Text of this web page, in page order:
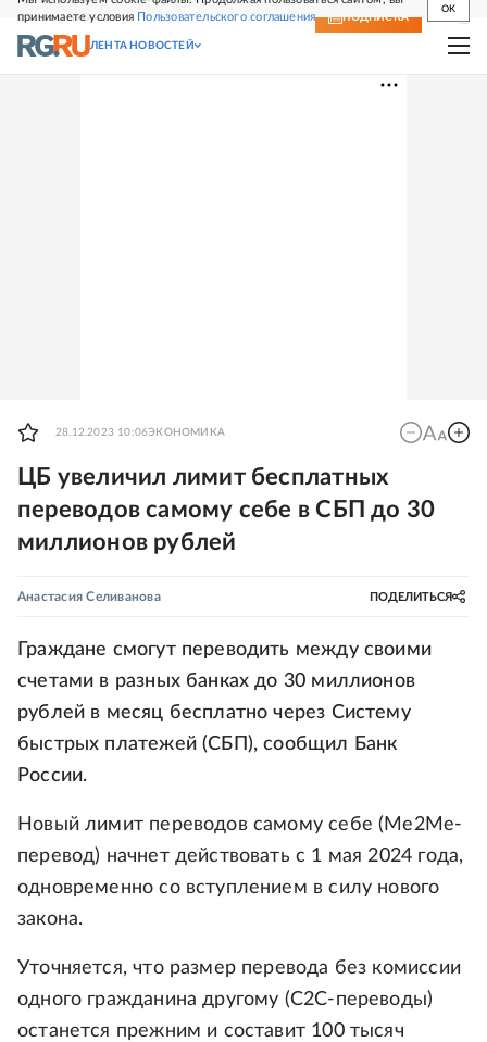
принимаете условия Пользовательского соглашения
OK
СВЕЖИЙ НОМЕР ПОДПИСКА
ЛЕНТА НОВОСТЕЙ
28.12.2023 10:06ЭКОНОМИКА
ЦБ увеличил лимит бесплатных
переводов самому себе в СБП до 30
миллионов рублей
Анастасия Селиванова ПОДЕЛИТЬСЯ
Граждане смогут переводить между своими
счетами в разных банках до 30 миллионов
рублей в месяц бесплатно через Систему
быстрых платежей (СБП), сообщил Банк
России.
Новый лимит переводов самому себе (Ме2Ме-
перевод) начнет действовать с 1 мая 2024 года,
одновременно со вступлением в силу нового
закона.
Уточняется, что размер перевода без комиссии
одного гражданина другому (С2С-переводы)
останется прежним и составит 100 тысяч